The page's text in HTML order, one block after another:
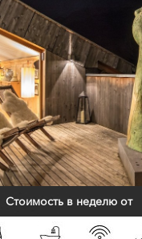
Стоимость в неделю от